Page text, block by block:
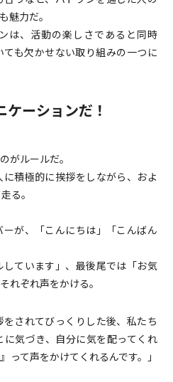
魅力だ。
は、活動の楽しさであると同時
も欠かせない取り組みの一つに
ーションだ！
がルールだ。
積極的に挨拶をしながら、およ
る。
が、「こんにちは」「こんばん
ています」、最後尾では「お気
れぞれ声をかける。
をされてびっくりした後、私たち
気づき、自分に気を配ってくれ
って声をかけてくれるんです。」